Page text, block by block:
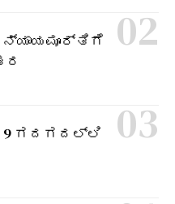
9 ಗದಗದಲ್ಲಿ